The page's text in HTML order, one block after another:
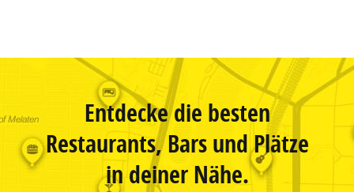
Entdecke die besten
Restaurants, Bars und Plätze
in deiner Nähe.